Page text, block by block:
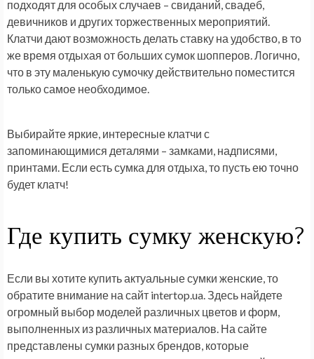
подходят для особых случаев – свиданий, свадеб,
девичников и других торжественных мероприятий.
Клатчи дают возможность делать ставку на удобство, в то
же время отдыхая от больших сумок шопперов. Логично,
что в эту маленькую сумочку действительно поместится
только самое необходимое.
Выбирайте яркие, интересные клатчи с
запоминающимися деталями – замками, надписями,
принтами. Если есть сумка для отдыха, то пусть ею точно
будет клатч!
Где купить сумку женскую?
Если вы хотите купить актуальные сумки женские, то
обратите внимание на сайт intertop.ua. Здесь найдете
огромный выбор моделей различных цветов и форм,
выполненных из различных материалов. На сайте
представлены сумки разных брендов, которые